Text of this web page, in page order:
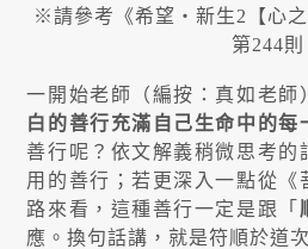
※請參考《希望‧新生2【心之
第244則
一開始老師（編按：真如老師
白的善行充滿自己生命中的每
善行呢？依文解義稍微思考的
用的善行；若更深入一點從《
路來看，這種善行一定是跟「
應。換句話講，就是符順於道